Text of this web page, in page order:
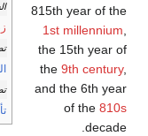
815th year of the
1st millennium
the 15th year of
the 9th century,
and the 6th year
of the 810s
decade.